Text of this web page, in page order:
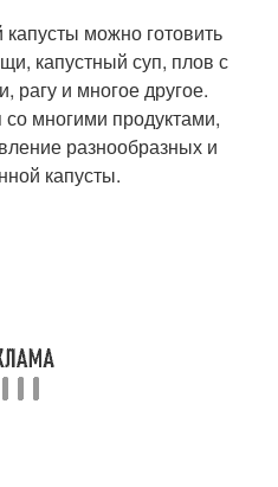
можно готовить
капустный суп, плов с
рагу и многое другое.
со многими продуктами,
разнообразных и
капусты.